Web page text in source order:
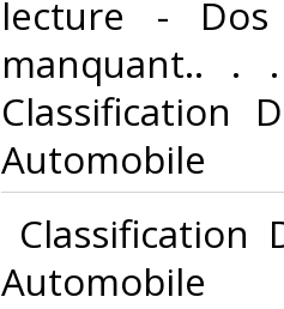
lecture - Dos
manquant.. .
Classification
Automobile‎
Classification
Automobile‎